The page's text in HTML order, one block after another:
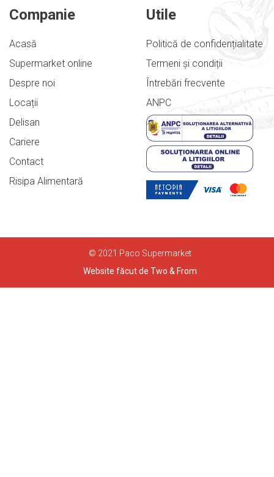
Companie
Acasă
Supermarket online
Despre noi
Locații
Delisan
Cariere
Contact
Risipa Alimentară
Utile
Politică de confidențialitate
Termeni și condiții
Întrebări frecvente
ANPC
© 2021 Paco Supermarket
Website făcut de Two & From